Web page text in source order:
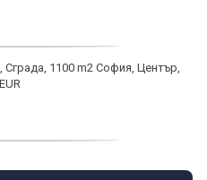
Сграда, 1100 m2 София, Център,